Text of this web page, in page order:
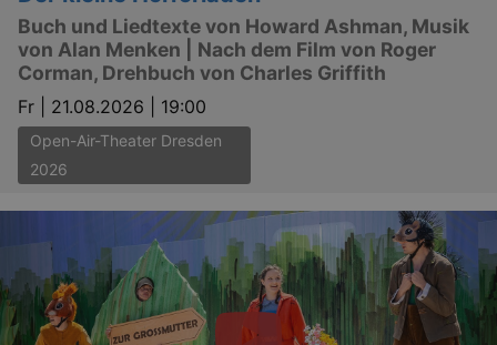
Buch und Liedtexte von Howard Ashman, Musik
von Alan Menken | Nach dem Film von Roger
Corman, Drehbuch von Charles Griffith
Fr | 21.08.2026 | 19:00
Open-Air-Theater Dresden
2026